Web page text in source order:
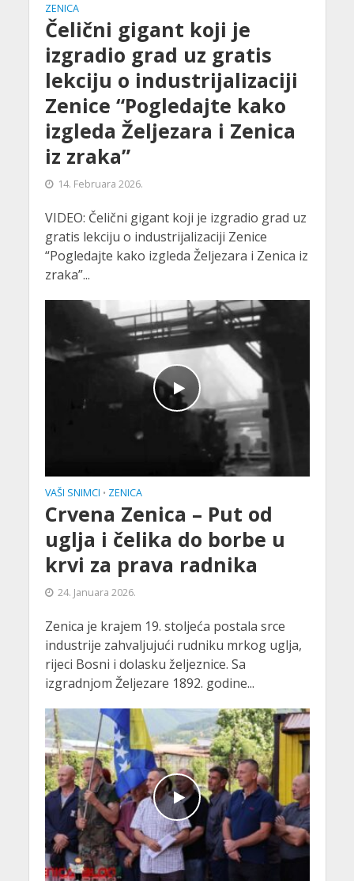
ZENICA
Čelični gigant koji je
izgradio grad uz gratis
lekciju o industrijalizaciji
Zenice “Pogledajte kako
izgleda Željezara i Zenica
iz zraka”
14. Februara 2026.
VIDEO: Čelični gigant koji je izgradio grad uz
gratis lekciju o industrijalizaciji Zenice
“Pogledajte kako izgleda Željezara i Zenica iz
zraka”...
VAŠI SNIMCI • ZENICA
Crvena Zenica – Put od
uglja i čelika do borbe u
krvi za prava radnika
24. Januara 2026.
Zenica je krajem 19. stoljeća postala srce
industrije zahvaljujući rudniku mrkog uglja,
rijeci Bosni i dolasku željeznice. Sa
izgradnjom Željezare 1892. godine...